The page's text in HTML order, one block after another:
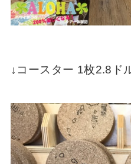
↓コースター 1枚2.8ド